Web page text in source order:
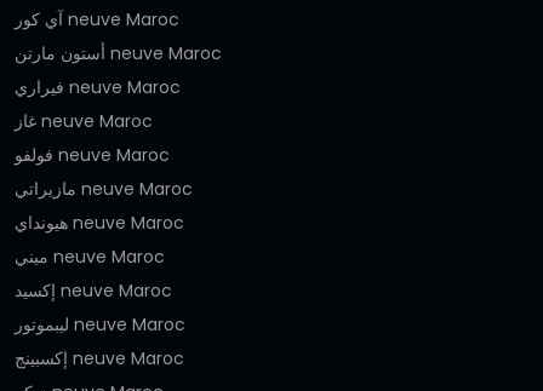
آي كور neuve Maroc
أستون مارتن neuve Maroc
فيراري neuve Maroc
غاز neuve Maroc
فولفو neuve Maroc
مازيراتي neuve Maroc
هيونداي neuve Maroc
ميني neuve Maroc
إكسيد neuve Maroc
ليبموتور neuve Maroc
إكسبينج neuve Maroc